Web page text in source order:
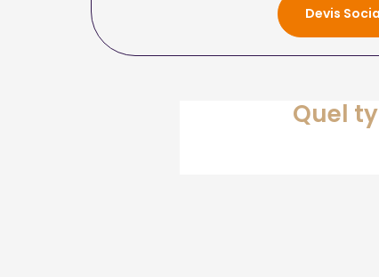
Devis
Quel